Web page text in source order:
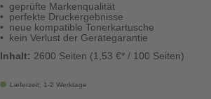
geprüfte Markenqualität
perfekte Druckergebnisse
neue kompatible Tonerkartusche
kein Verlust der Gerätegarantie
Inhalt: 2600 Seiten (1,53 €* / 100 Seiten)
Lieferzeit: 1-2 Werktage